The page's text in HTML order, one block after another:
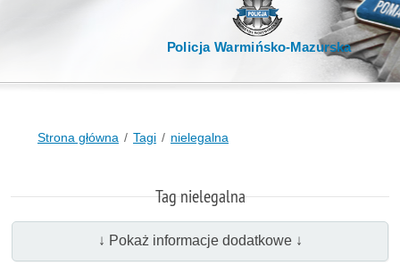
Policja Warmińsko-Mazurska
Strona główna Tagi nielegalna
Tag nielegalna
↓ Pokaż informacje dodatkowe ↓